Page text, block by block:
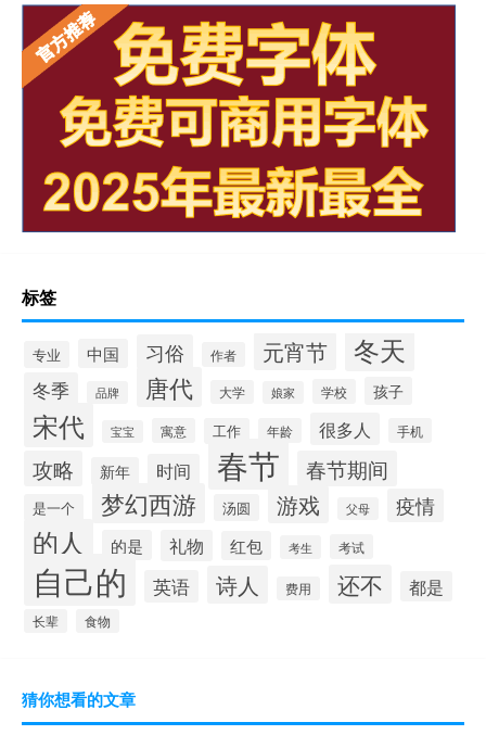
标签
专业 中国 习俗 作者 元宵节 冬天
冬季 品牌 唐代 大学 娘家 学校 孩子
宋代 宝宝 寓意 工作 年龄 很多人 手机
攻略 新年 时间 春节 春节期间
是一个 梦幻西游 汤圆 游戏 父母 疫情
的人 的是 礼物 红包 考生 考试
自己的 英语 诗人 费用 还不 都是
长辈 食物
猜你想看的文章